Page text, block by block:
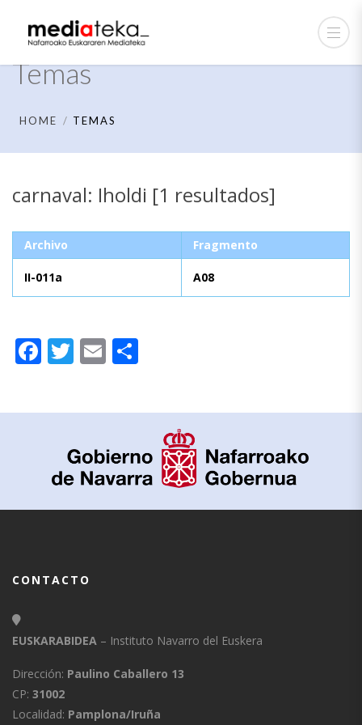
Temas
HOME TEMAS
carnaval: Iholdi [1 resultados]
Archivo Fragmento
II-011a A08
Facebook
Twitter
Email
CONTACTO
EUSKARABIDEA – Instituto Navarro del Euskera
Dirección: Paulino Caballero 13
CP: 31002
Localidad: Pamplona/Iruña